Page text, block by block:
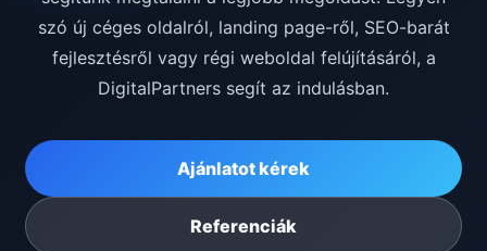
szó új céges oldalról, landing page-ről, SEO-barát
fejlesztésről vagy régi weboldal felújításáról, a
DigitalPartners segít az indulásban.
Ajánlatot kérek
Referenciák